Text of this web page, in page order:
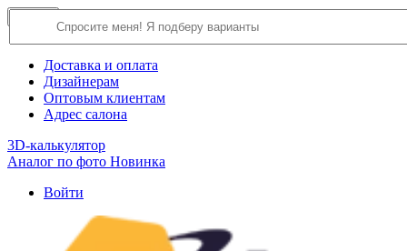
О компании
Доставка и оплата
Дизайнерам
Оптовым клиентам
Адрес салона
3D-калькулятор
Аналог по фото Новинка
Войти